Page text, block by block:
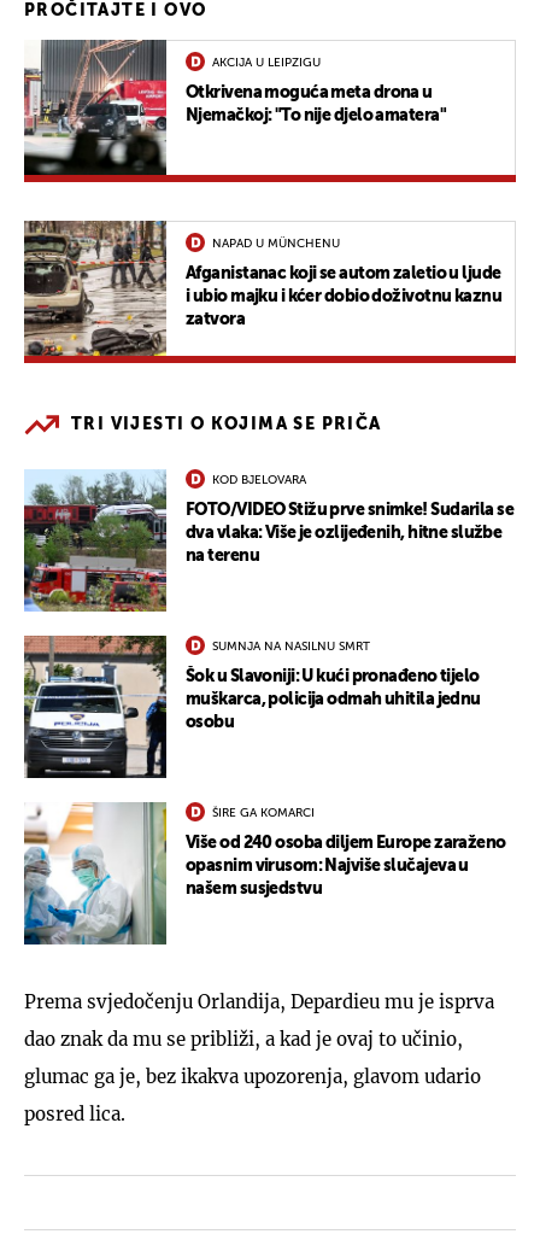
PROČITAJTE I OVO
AKCIJA U LEIPZIGU
Otkrivena moguća meta drona u
Njemačkoj: "To nije djelo amatera"
NAPAD U MÜNCHENU
Afganistanac koji se autom zaletio u ljude
i ubio majku i kćer dobio doživotnu kaznu
zatvora
TRI VIJESTI O KOJIMA SE PRIČA
KOD BJELOVARA
FOTO/VIDEO Stižu prve snimke! Sudarila se
dva vlaka: Više je ozlijeđenih, hitne službe
na terenu
SUMNJA NA NASILNU SMRT
Šok u Slavoniji: U kući pronađeno tijelo
muškarca, policija odmah uhitila jednu
osobu
ŠIRE GA KOMARCI
Više od 240 osoba diljem Europe zaraženo
opasnim virusom: Najviše slučajeva u
našem susjedstvu
Prema svjedočenju Orlandija, Depardieu mu je isprva
dao znak da mu se približi, a kad je ovaj to učinio,
glumac ga je, bez ikakva upozorenja, glavom udario
posred lica.